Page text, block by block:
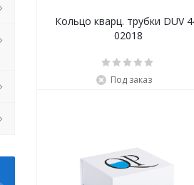
Кольцо кварц. трубки DUV
02018
Под заказ